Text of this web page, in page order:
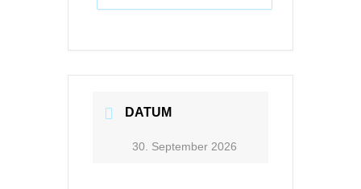
DATUM
30. September 2026